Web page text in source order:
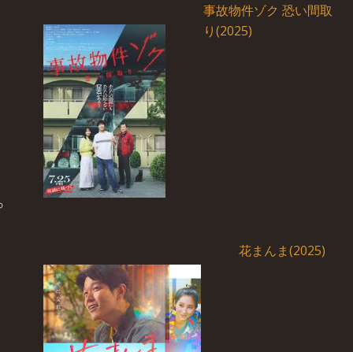
事故物件ゾク 恐い間取
り(2025)
花まんま(2025)